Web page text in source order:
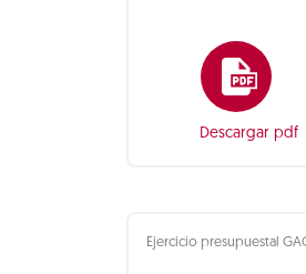
Descargar pdf
Ejercicio presupuestal